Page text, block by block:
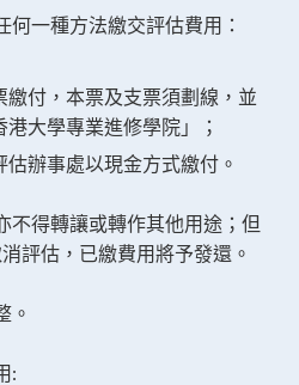
一種方法繳交評估費用：
繳付，本票及支票須劃線，並
大學專業進修學院」；
辦事處以現金方式繳付。
得轉讓或轉作其他用途；但
評估，已繳費用將予發還。
。
: